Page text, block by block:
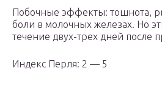
Побочные эффекты: тошнота,
боли в молочных железах. Но
течение двух-трех дней после
Индекс Перля: 2 — 5